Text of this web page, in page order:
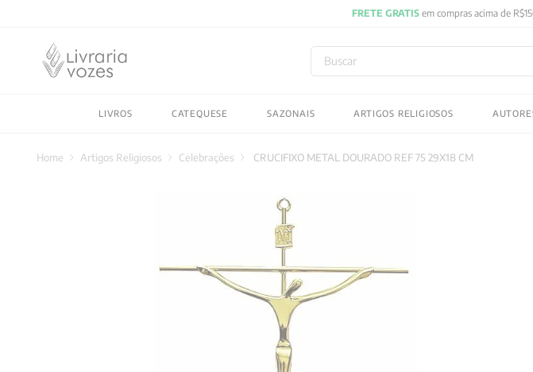
FRETE GRATIS em compras acima de
Buscar
LIVROS CATEQUESE SAZONAIS ARTIGOS RELIGIOSOS
Artigos Religiosos Celebrações CRUCIFIXO METAL DOURADO REF 75 29X18 CM
2027
jung
byung chul han
7º biblia
santo agostinho
anselm grun
verena kast